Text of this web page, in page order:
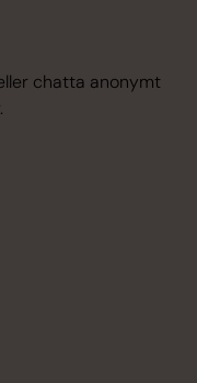
chatta anonymt